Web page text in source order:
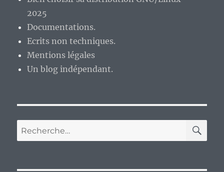
2025
Documentations.
Ecrits non techniques.
Mentions légales
Un blog indépendant.
Recherche
pour :